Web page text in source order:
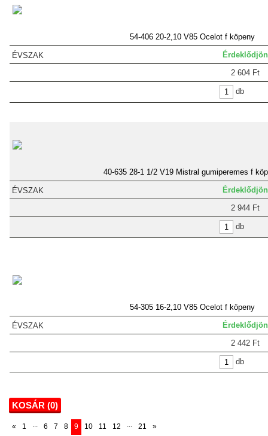
54-406 20-2,10 V85 Ocelot f köpeny
Érdeklődjön
2 604 Ft
db
40-635 28-1 1/2 V19 Mistral gumiperemes f
Érdeklődjön
2 944 Ft
db
54-305 16-2,10 V85 Ocelot f köpeny
Érdeklődjön
2 442 Ft
db
KOSÁR (0)
« 1 ... 6 7 8 9 10 11 12 ... 21 »